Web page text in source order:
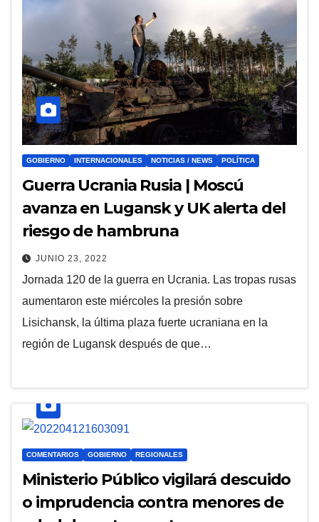
GOBIERNO INTERNACIONALES NOTICIAS / NEWS POLÍTICA
Guerra Ucrania Rusia | Moscú
avanza en Lugansk y UK alerta del
riesgo de hambruna
JUNIO 23, 2022
Jornada 120 de la guerra en Ucrania. Las tropas rusas
aumentaron este miércoles la presión sobre
Lisichansk, la última plaza fuerte ucraniana en la
región de Lugansk después de que…
COMENTARIOS GOBIERNO REGIONALES
Ministerio Público vigilará descuido
o imprudencia contra menores de